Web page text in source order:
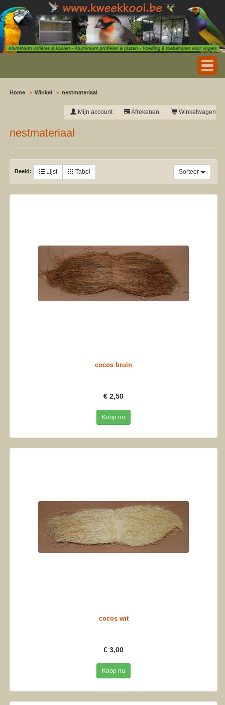
Home Winkel nestmateriaal
Winkelwagen
Afrekenen
Mijn account
nestmateriaal
Sorteer
Beeld: Lijst Tabel
cocos bruin
€ 2,50
Koop nu
cocos wit
€ 3,00
Koop nu